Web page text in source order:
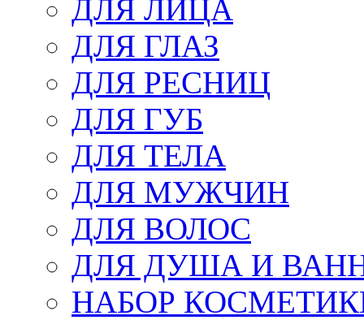
ДЛЯ ЛИЦА
ДЛЯ ГЛАЗ
ДЛЯ РЕСНИЦ
ДЛЯ ГУБ
ДЛЯ ТЕЛА
ДЛЯ МУЖЧИН
ДЛЯ ВОЛОС
ДЛЯ ДУША И
НАБОР